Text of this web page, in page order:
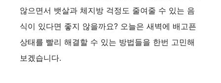
않으면서 뱃살과 체지방 걱정도 줄여줄 수 있는 음
식이 있다면 좋지 않을까요? 오늘은 새벽에 배고픈
상태를 빨리 해결할 수 있는 방법들을 한번 고민해
보겠습니다.